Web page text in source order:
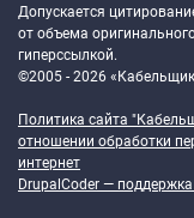
Допускается
от объема
гиперссылкой.
©2005 - 2026
Политика сайта
отношении обработки
интернет
DrupalCoder —